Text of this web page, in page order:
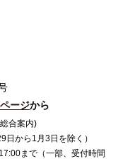
ージから
合案内)
から1月3日を除く）
まで（一部、受付時間